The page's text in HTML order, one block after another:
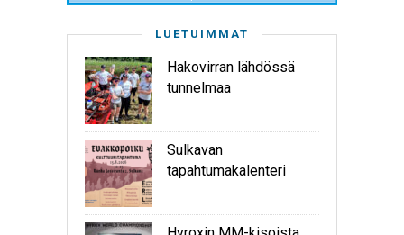
LUETUIMMAT
Hakovirran lähdössä
tunnelmaa
Sulkavan
tapahtumakalenteri